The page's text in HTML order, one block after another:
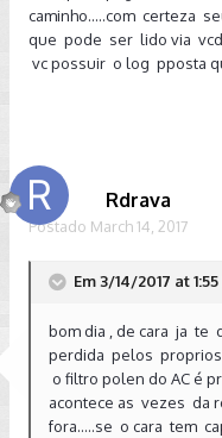
Agora já troquei pela
terminal de contato da
continuo com o
Por favor, alguem
caminho.....com certeza
que pode ser lido via
vc possuir o log pposta
Rdrava
Postado March 14, 2017
Em 3/14/2017 at
bom dia , de cara ja
perdida pelos proprios
o filtro polen do AC é
acontece as vezes da
fora.....se o cara tem